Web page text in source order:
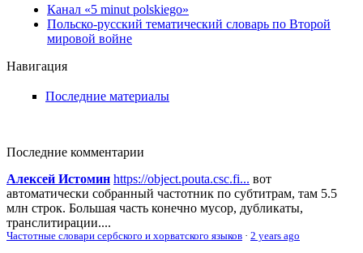
Канал «5 minut polskiego»
Польско-русский тематический словарь по Второй
мировой войне
Навигация
Последние материалы
Последние комментарии
Алексей Истомин https://object.pouta.csc.fi... вот
автоматически собранный частотник по субтитрам, там 5.5
млн строк. Большая часть конечно мусор, дубликаты,
транслитирации....
Частотные словари сербского и хорватского языков · 2 years ago